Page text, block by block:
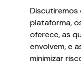
plataforma,
oferece, as
envolvem, e
minimizar